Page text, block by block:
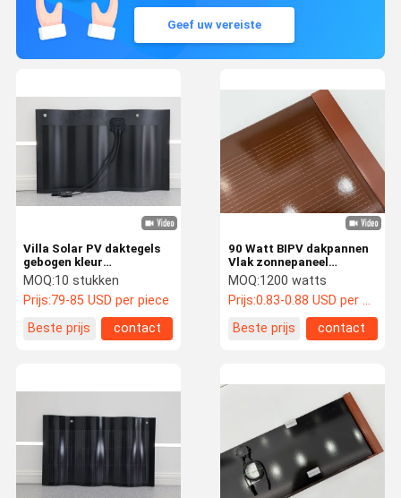
Geef uw vereiste
90 Watt BIPV dakpannen
Vlak zonnepaneel
Dakrassen Optimale
werkingspanning 9,62V
MOQ:1200 watts
Prijs:0.83-0.88 USD per watt
Beste prijs
contact
Villa Solar PV daktegels
gebogen kleur
zonnepaneel
geïntegreerde
fotovoltaïsche daktegels
MOQ:10 stukken
Prijs:79-85 USD per piece
Beste prijs
contact